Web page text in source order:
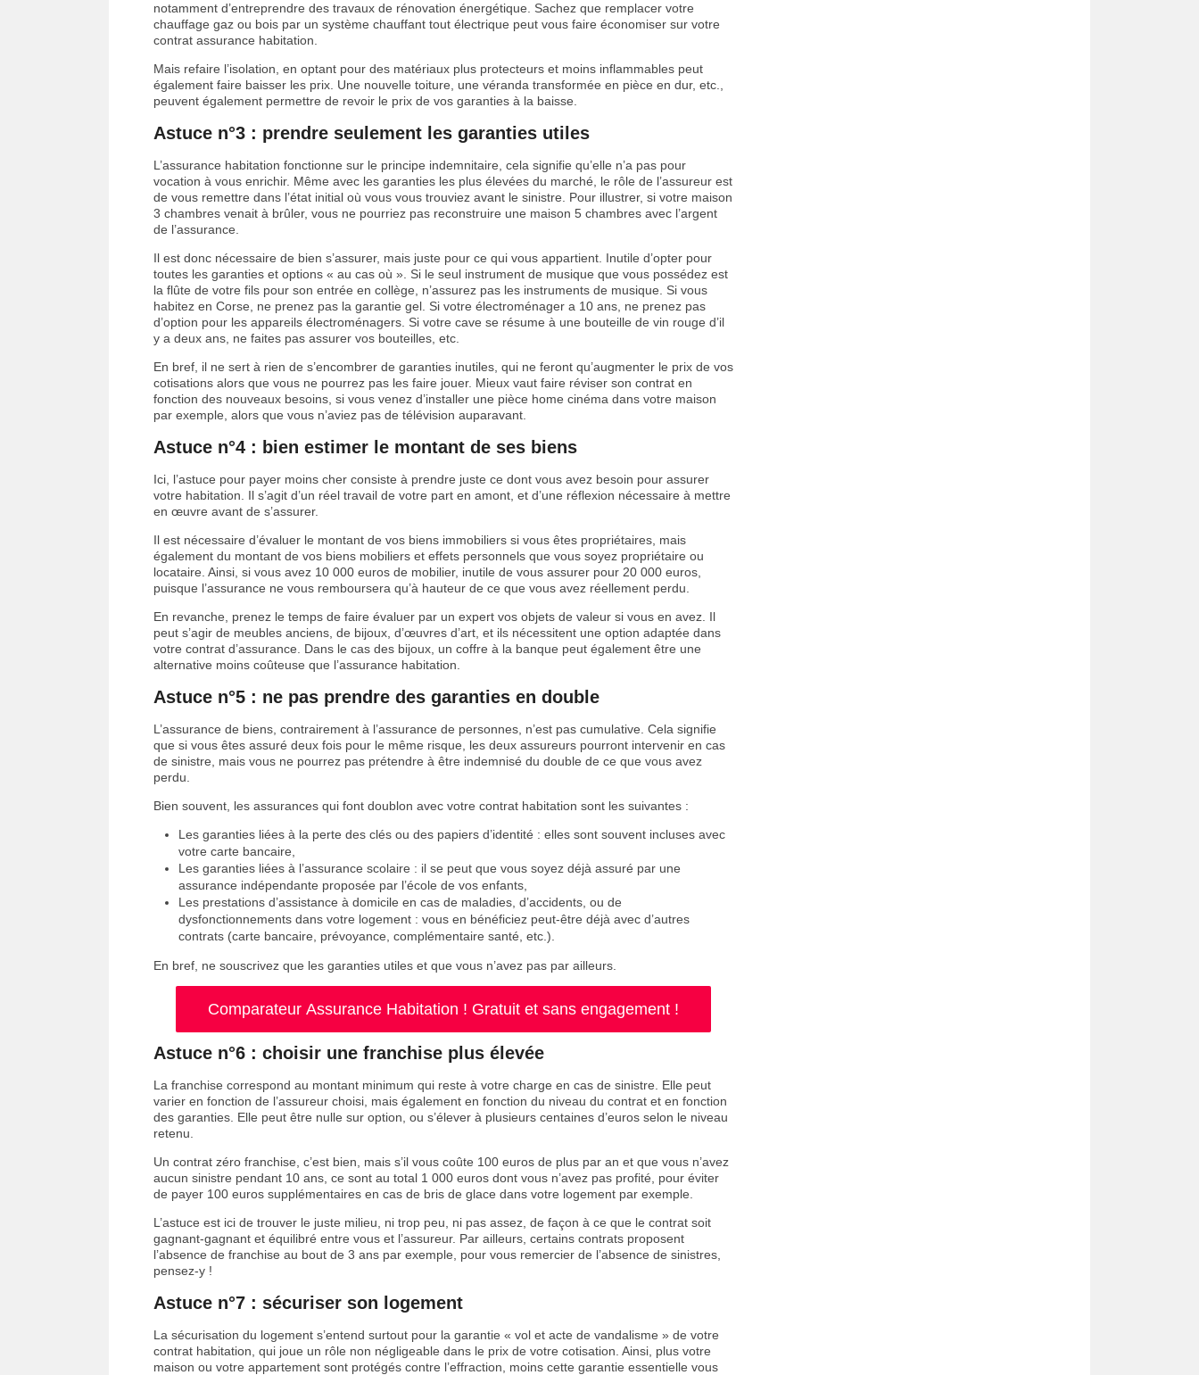
notamment d’entreprendre des travaux de rénovation énergétique. Sachez que remplacer votre
chauffage gaz ou bois par un système chauffant tout électrique peut vous faire économiser sur votre
contrat assurance habitation.
Mais refaire l’isolation, en optant pour des matériaux plus protecteurs et moins inflammables peut
également faire baisser les prix. Une nouvelle toiture, une véranda transformée en pièce en dur, etc.,
peuvent également permettre de revoir le prix de vos garanties à la baisse.
Astuce n°3 : prendre seulement les garanties utiles
L’assurance habitation fonctionne sur le principe indemnitaire, cela signifie qu’elle n’a pas pour
vocation à vous enrichir. Même avec les garanties les plus élevées du marché, le rôle de l’assureur est
de vous remettre dans l’état initial où vous vous trouviez avant le sinistre. Pour illustrer, si votre maison
3 chambres venait à brûler, vous ne pourriez pas reconstruire une maison 5 chambres avec l’argent
de l’assurance.
Il est donc nécessaire de bien s’assurer, mais juste pour ce qui vous appartient. Inutile d’opter pour
toutes les garanties et options « au cas où ». Si le seul instrument de musique que vous possédez est
la flûte de votre fils pour son entrée en collège, n’assurez pas les instruments de musique. Si vous
habitez en Corse, ne prenez pas la garantie gel. Si votre électroménager a 10 ans, ne prenez pas
d’option pour les appareils électroménagers. Si votre cave se résume à une bouteille de vin rouge d’il
y a deux ans, ne faites pas assurer vos bouteilles, etc.
En bref, il ne sert à rien de s’encombrer de garanties inutiles, qui ne feront qu’augmenter le prix de vos
cotisations alors que vous ne pourrez pas les faire jouer. Mieux vaut faire réviser son contrat en
fonction des nouveaux besoins, si vous venez d’installer une pièce home cinéma dans votre maison
par exemple, alors que vous n’aviez pas de télévision auparavant.
Astuce n°4 : bien estimer le montant de ses biens
Ici, l’astuce pour payer moins cher consiste à prendre juste ce dont vous avez besoin pour assurer
votre habitation. Il s’agit d’un réel travail de votre part en amont, et d’une réflexion nécessaire à mettre
en œuvre avant de s’assurer.
Il est nécessaire d’évaluer le montant de vos biens immobiliers si vous êtes propriétaires, mais
également du montant de vos biens mobiliers et effets personnels que vous soyez propriétaire ou
locataire. Ainsi, si vous avez 10 000 euros de mobilier, inutile de vous assurer pour 20 000 euros,
puisque l’assurance ne vous remboursera qu’à hauteur de ce que vous avez réellement perdu.
En revanche, prenez le temps de faire évaluer par un expert vos objets de valeur si vous en avez. Il
peut s’agir de meubles anciens, de bijoux, d’œuvres d’art, et ils nécessitent une option adaptée dans
votre contrat d’assurance. Dans le cas des bijoux, un coffre à la banque peut également être une
alternative moins coûteuse que l’assurance habitation.
Astuce n°5 : ne pas prendre des garanties en double
L’assurance de biens, contrairement à l’assurance de personnes, n’est pas cumulative. Cela signifie
que si vous êtes assuré deux fois pour le même risque, les deux assureurs pourront intervenir en cas
de sinistre, mais vous ne pourrez pas prétendre à être indemnisé du double de ce que vous avez
perdu.
Bien souvent, les assurances qui font doublon avec votre contrat habitation sont les suivantes :
Les garanties liées à la perte des clés ou des papiers d’identité : elles sont souvent incluses avec
votre carte bancaire,
Les garanties liées à l’assurance scolaire : il se peut que vous soyez déjà assuré par une
assurance indépendante proposée par l’école de vos enfants,
Les prestations d’assistance à domicile en cas de maladies, d’accidents, ou de
dysfonctionnements dans votre logement : vous en bénéficiez peut-être déjà avec d’autres
contrats (carte bancaire, prévoyance, complémentaire santé, etc.).
En bref, ne souscrivez que les garanties utiles et que vous n’avez pas par ailleurs.
Comparateur Assurance Habitation ! Gratuit et sans engagement !
Astuce n°6 : choisir une franchise plus élevée
La franchise correspond au montant minimum qui reste à votre charge en cas de sinistre. Elle peut
varier en fonction de l’assureur choisi, mais également en fonction du niveau du contrat et en fonction
des garanties. Elle peut être nulle sur option, ou s’élever à plusieurs centaines d’euros selon le niveau
retenu.
Un contrat zéro franchise, c’est bien, mais s’il vous coûte 100 euros de plus par an et que vous n’avez
aucun sinistre pendant 10 ans, ce sont au total 1 000 euros dont vous n’avez pas profité, pour éviter
de payer 100 euros supplémentaires en cas de bris de glace dans votre logement par exemple.
L’astuce est ici de trouver le juste milieu, ni trop peu, ni pas assez, de façon à ce que le contrat soit
gagnant-gagnant et équilibré entre vous et l’assureur. Par ailleurs, certains contrats proposent
l’absence de franchise au bout de 3 ans par exemple, pour vous remercier de l’absence de sinistres,
pensez-y !
Astuce n°7 : sécuriser son logement
La sécurisation du logement s’entend surtout pour la garantie « vol et acte de vandalisme » de votre
contrat habitation, qui joue un rôle non négligeable dans le prix de votre cotisation. Ainsi, plus votre
maison ou votre appartement sont protégés contre l’effraction, moins cette garantie essentielle vous